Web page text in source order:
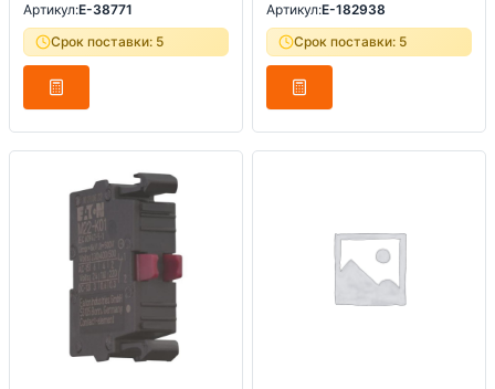
Артикул:E-38771
Срок поставки: 5
Артикул:E-182938
Срок поставки: 5